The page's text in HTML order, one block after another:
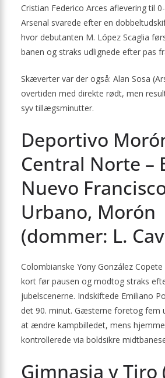
Cristian Federico Arces aflevering til
Arsenal svarede efter en
hvor debutanten M. López Scaglia
banen og straks udlignede efter pas
Skæverter var der også: Alan Sosa
overtiden med direkte rødt, men
syv tillægsminutter.
Deportivo
Central Norte –
Nuevo
Urbano, Morón
(dommer: L.
Colombianske Yony González
kort før pausen og modtog straks
jubelscenerne. Indskiftede Emiliano
det 90. minut. Gæsterne foretog fem
at ændre kampbilledet, mens
kontrollerede via boldsikre
Gimnasia y Tiro